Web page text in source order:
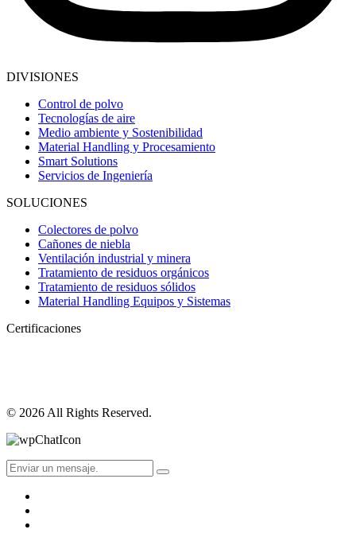
DIVISIONES
Control de polvo
Tecnologías de aire
Medio ambiente y Sostenibilidad
Material Handling y Procesamiento
Smart Solutions
Servicios de Ingeniería
SOLUCIONES
Colectores de polvo
Cañones de niebla
Ventilación industrial y minera
Tratamiento de residuos orgánicos
Tratamiento de residuos sólidos
Material Handling Equipos y Sistemas
Certificaciones
© 2026 All Rights Reserved.